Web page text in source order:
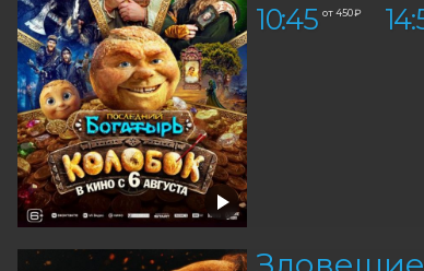
10:45 от 450 ₽